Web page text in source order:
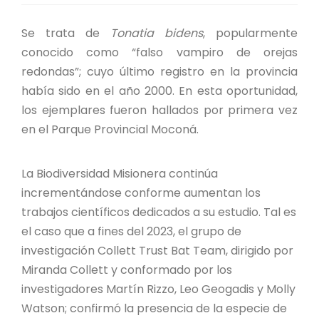
PROGRAMAS Y PROYECTOS
PROGRAMAS
MONUMENTOS NATURALES
REPOSITORIO
CONTACTO
Se trata de Tonatia bidens, popularmente
conocido como “falso vampiro de orejas
redondas”; cuyo último registro en la provincia
había sido en el año 2000. En esta oportunidad,
los ejemplares fueron hallados por primera vez
en el Parque Provincial Moconá.
La Biodiversidad Misionera continúa
incrementándose conforme aumentan los
trabajos científicos dedicados a su estudio. Tal es
el caso que a fines del 2023, el grupo de
investigación Collett Trust Bat Team, dirigido por
Miranda Collett y conformado por los
investigadores Martín Rizzo, Leo Geogadis y Molly
Watson; confirmó la presencia de la especie de